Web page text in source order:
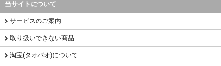
当サイトについて
サービスのご案内
取り扱いできない商品
淘宝(タオバオ)について